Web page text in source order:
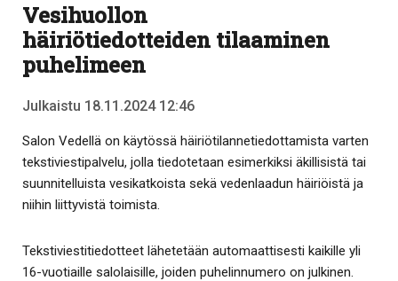
Vesihuollon
häiriötiedotteiden tilaaminen
puhelimeen
Julkaistu 18.11.2024 12:46
Salon Vedellä on käytössä häiriötilannetiedottamista varten
tekstiviestipalvelu, jolla tiedotetaan esimerkiksi äkillisistä tai
suunnitelluista vesikatkoista sekä vedenlaadun häiriöistä ja
niihin liittyvistä toimista.
Tekstiviestitiedotteet lähetetään automaattisesti kaikille yli
16-vuotiaille salolaisille, joiden puhelinnumero on julkinen.